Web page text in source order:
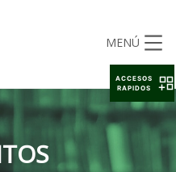
MENÚ
ACCESOS
RAPIDOS